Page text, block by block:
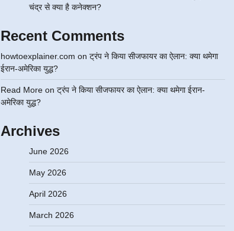
चंद्र से क्या है कनेक्शन?
Recent Comments
howtoexplainer.com on ट्रंप ने किया सीजफायर का ऐलान: क्या थमेगा
ईरान-अमेरिका युद्ध?
Read Moreon ट्रंप ने किया सीजफायर का ऐलान: क्या थमेगा ईरान-
अमेरिका युद्ध?
Archives
June 2026
May 2026
April 2026
March 2026